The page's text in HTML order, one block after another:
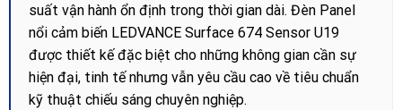
suất vận hành ổn định trong thời gian dài. Đèn Panel
nổi cảm biến LEDVANCE Surface 674 Sensor U19
được thiết kế đặc biệt cho những không gian cần sự
hiện đại, tinh tế nhưng vẫn yêu cầu cao về tiêu chuẩn
kỹ thuật chiếu sáng chuyên nghiệp.